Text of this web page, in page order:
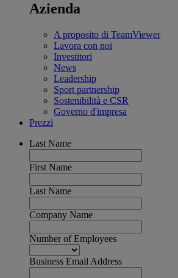
Azienda
A proposito di TeamViewer
Lavora con noi
Investitori
News
Leadership
Sport partnership
Sostenibilità e CSR
Governo d'impresa
Prezzi
Last Name
First Name
Last Name
Company Name
Number of Employees
Business Email Address